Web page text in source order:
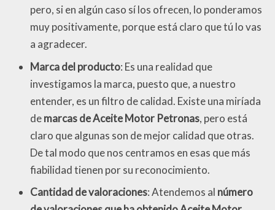
pero, si en algún caso sí los ofrecen, lo ponderamos
muy positivamente, porque está claro que tú lo vas
a agradecer.
Marca del producto: Es una realidad que
investigamos la marca, puesto que, a nuestro
entender, es un filtro de calidad. Existe una miríada
demarcas de Aceite Motor Petronas, pero está
claro que algunas son de mejor calidad que otras.
De tal modo que nos centramos en esas que más
fiabilidad tienen por su reconocimiento.
Cantidad de valoraciones: Atendemos al número